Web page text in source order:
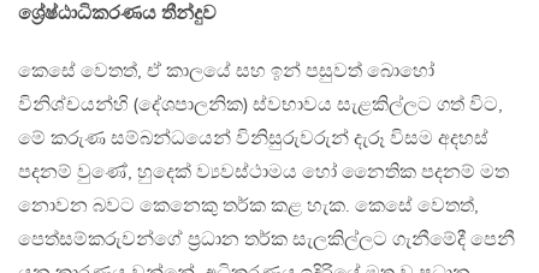
ශ්‍රේෂ්ඨාධිකරණය තීන්දුව
කෙසේ වෙතත්, ඒ කාලයේ සහ ඉන් පසුවත් බොහෝ
විනිශ්චයන්හි (දේශපාලනික) ස්වභාවය සැළකිල්ලට ගත් විට,
මේ කරුණ සම්බන්ධයෙන් විනිසුරුවරුන් දැරූ විසම අදහස්
පදනම් වුණේ, හුදෙක් ව්‍යවස්ථාමය හෝ නෛතික පදනම් මත
නොවන බවට කෙනෙකු තර්ක කළ හැක. කෙසේ වෙතත්,
පෙත්සම්කරුවන්ගේ ප‍්‍රධාන තර්ක සැලකිල්ලට ගැනීමේදී පෙනී